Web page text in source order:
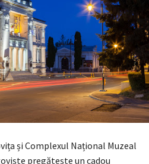
și Complexul Național Muzeal
pregătește un cadou